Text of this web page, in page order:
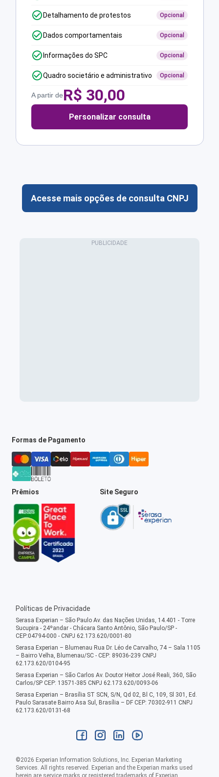
Detalhamento de protestos Opcional
Dados comportamentais Opcional
Informações do SPC Opcional
Quadro societário e administrativo Opcional
A partir deR$ 30,00
Personalizar consulta
Acesse mais opções de consulta CNPJ
Formas de Pagamento
Prêmios Site Seguro
Políticas de Privacidade
Serasa Experian – São Paulo Av. das Nações Unidas, 14.401 - Torre
Sucupira - 24ºandar - Chácara Santo Antônio, São Paulo/SP -
CEP:04794-000 - CNPJ 62.173.620/0001-80
Serasa Experian – Blumenau Rua Dr. Léo de Carvalho, 74 – Sala 1105
– Bairro Velha, Blumenau/SC - CEP: 89036-239 CNPJ
62.173.620/0104-95
Serasa Experian – São Carlos Av. Doutor Heitor José Reali, 360, São
Carlos/SP CEP: 13571-385 CNPJ 62.173.620/0093-06
Serasa Experian – Brasília ST SCN, S/N, Qd 02, Bl C, 109, Sl 301, Ed.
Paulo Sarasate Bairro Asa Sul, Brasília – DF CEP: 70302-911 CNPJ
62.173.620/0131-68
©2026 Experian Information Solutions, Inc. Experian Marketing
Services. All rights reserved. Experian and the Experian marks used
herein are service marks or registered trademarks of Experian